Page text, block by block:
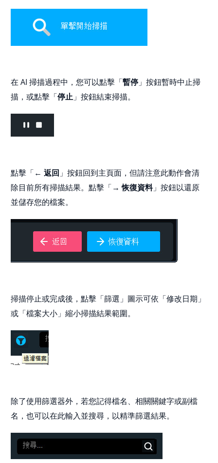
在 AI 掃描過程中，您可以點擊「暫停 」按鈕暫時中止掃
描，或點擊「停止 」按鈕結束掃描。
點擊「← 返回 」按鈕回到主頁面，但請注意此動作會清
除目前所有掃描結果。點擊「→ 恢復資料」按鈕以還原
並儲存您的檔案。
掃描停止或完成後，點擊「篩選」圖示可依「修改日期」
或「檔案大小」縮小掃描結果範圍。
除了使用篩選器外，若您記得檔名、相關關鍵字或副檔
名，也可以在此輸入並搜尋，以精準篩選結果。